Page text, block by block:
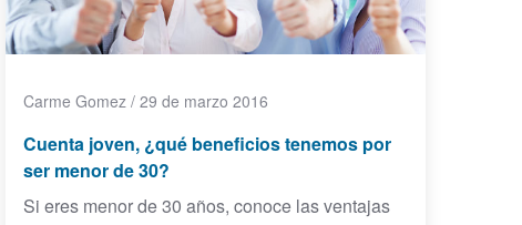
Carme Gomez/ 29 de marzo 2016
Cuenta joven, ¿qué beneficios tenemos por
ser menor de 30?
Si eres menor de 30 años, conoce las ventajas